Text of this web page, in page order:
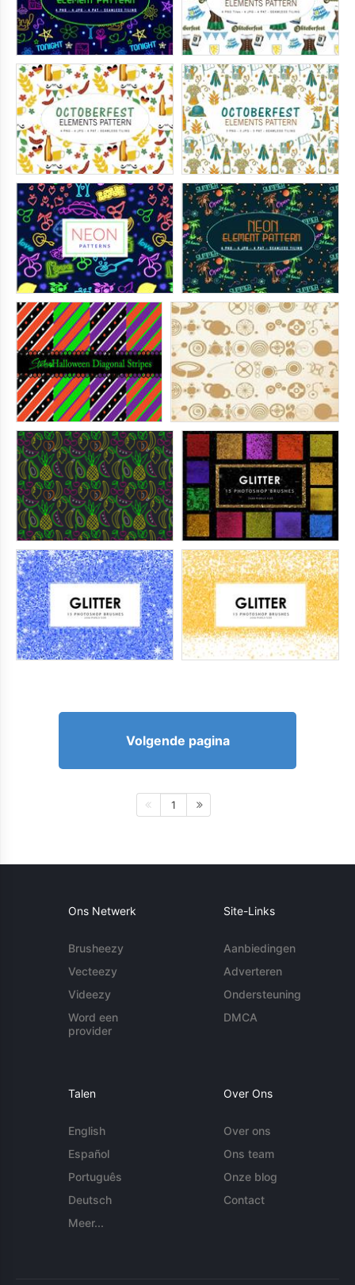
Volgende pagina
1
Ons Netwerk
Brusheezy
Vecteezy
Videezy
Word een
provider
Site-Links
Aanbiedingen
Adverteren
Ondersteuning
DMCA
Talen
English
Español
Português
Deutsch
Meer...
Over Ons
Over ons
Ons team
Onze blog
Contact